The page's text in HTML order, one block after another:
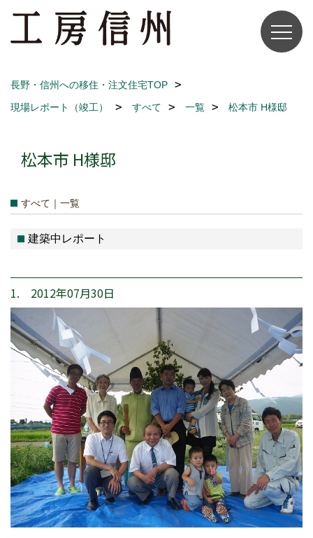
長野・信州への移住・注文住宅TOP
現場レポート（竣工）
すべて 一覧 松本市 H様邸
松本市 H様邸
すべて｜一覧
建築中レポート
1. 2012年07月30日